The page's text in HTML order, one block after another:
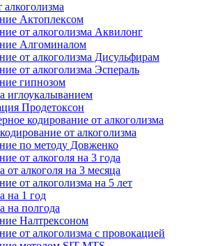
Актоплексом
от алкоголизма Аквилонг
Алгоминалом
от алкоголизма Дисульфирам
от алкоголизма Эспераль
гипнозом
иглоукалыванием
Продетоксон
кодирование от алкоголизма
от алкоголизма
по методу Довженко
от алкоголя на 3 года
от алкоголя на 3 месяца
от алкоголизма на 5 лет
на 1 год
на полгода
Налтрексоном
от алкоголизма с провокацией